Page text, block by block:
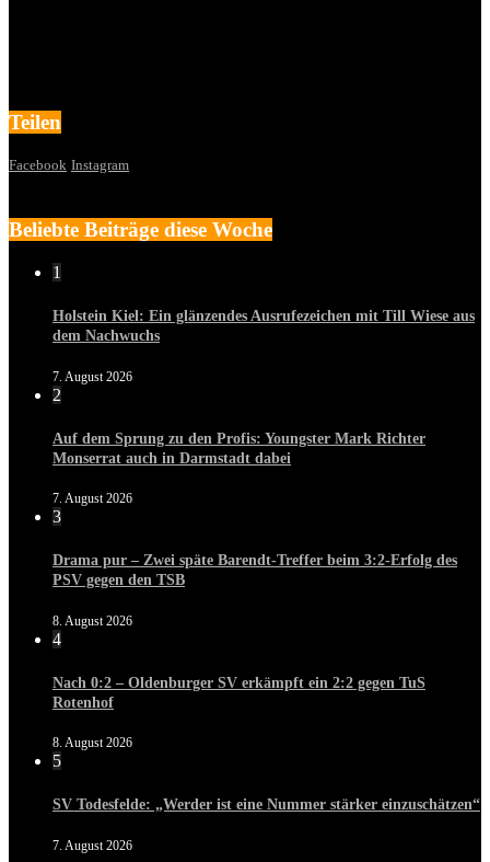
Teilen
Facebook Instagram
Beliebte Beiträge diese Woche
1
Holstein Kiel: Ein glänzendes Ausrufezeichen mit Till Wiese aus
dem Nachwuchs
7. August 2026
2
Auf dem Sprung zu den Profis: Youngster Mark Richter
Monserrat auch in Darmstadt dabei
7. August 2026
3
Drama pur – Zwei späte Barendt-Treffer beim 3:2-Erfolg des
PSV gegen den TSB
8. August 2026
4
Nach 0:2 – Oldenburger SV erkämpft ein 2:2 gegen TuS
Rotenhof
8. August 2026
5
SV Todesfelde: „Werder ist eine Nummer stärker einzuschätzen“
7. August 2026